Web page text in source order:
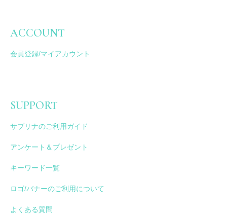
ACCOUNT
会員登録/マイアカウント
SUPPORT
サブリナのご利用ガイド
アンケート＆プレゼント
キーワード一覧
ロゴ/バナーのご利用について
よくある質問